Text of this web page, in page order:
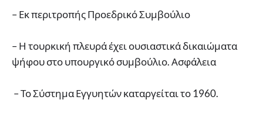
– Εκ περιτροπής Προεδρικό Συμβούλιο
– Η τουρκική πλευρά έχει ουσιαστικά δικαιώματα
ψήφου στο υπουργικό συμβούλιο. Ασφάλεια
– Το Σύστημα Εγγυητών καταργείται το 1960.